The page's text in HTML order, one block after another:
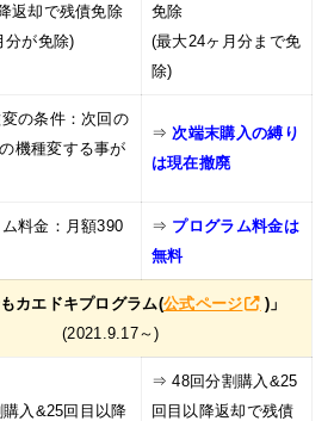
返却で残債免除
分が免除)
免除
(最大24ヶ月分まで免
除)
の条件：次回の
機種変する事が
⇒次端末購入の縛り
は現在撤廃
料金：月額390
⇒ プログラム料金は
無料
もカエドキプログラム(公式ページ
)」
(2021.9.17～)
購入&25回目以降
⇒ 48回分割購入&25
回目以降返却で残債